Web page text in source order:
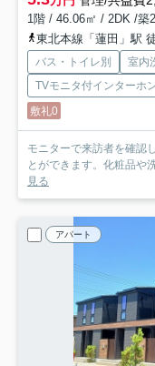
1階 / 46.06㎡ / 2DK /築
東北本線「蓮田」駅
バス・トイレ別 室内
TVモニタ付インターホ
敷礼0
モニターで来訪者を確認
とができます。化粧品や
見る
アパート